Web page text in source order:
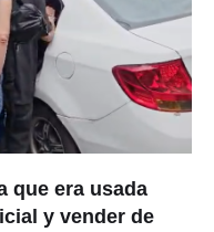
que era usada
y vender de